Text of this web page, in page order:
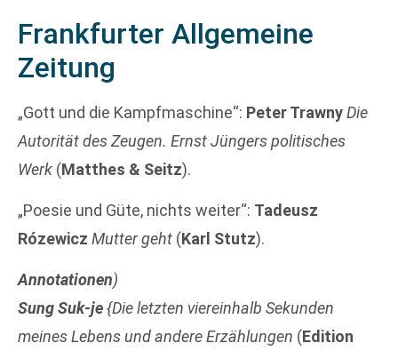
Frankfurter Allgemeine
Zeitung
„Gott und die Kampfmaschine“: Peter TrawnyDie
Autorität des Zeugen. Ernst Jüngers politisches
Werk (Matthes & Seitz).
„Poesie und Güte, nichts weiter“: Tadeusz
Rózewicz Mutter geht (Karl Stutz).
Annotationen)
Sung Suk-je{Die letzten viereinhalb Sekunden
meines Lebens und andere Erzählungen (Edition